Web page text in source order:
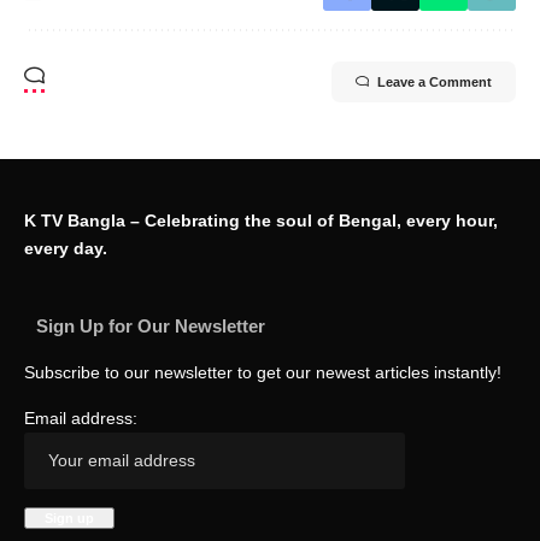
Leave a Comment
K TV Bangla – Celebrating the soul of Bengal, every hour,
every day.
Sign Up for Our Newsletter
Subscribe to our newsletter to get our newest articles instantly!
Email address: